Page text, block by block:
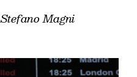
Stefano Magni